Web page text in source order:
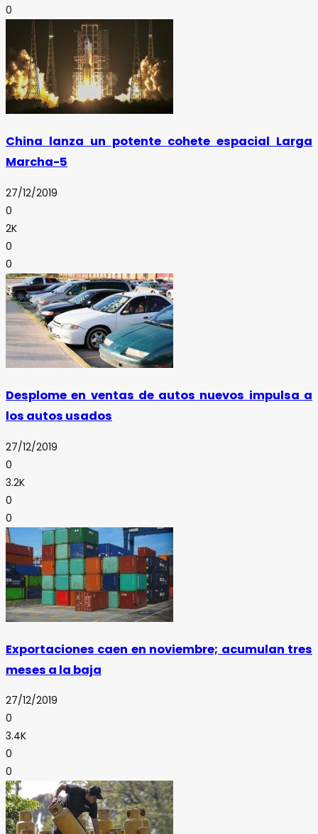
0
China lanza un potente cohete espacial Larga
Marcha-5
27/12/2019
0
2K
0
0
Desplome en ventas de autos nuevos impulsa a
los autos usados
27/12/2019
0
3.2K
0
0
Exportaciones caen en noviembre; acumulan tres
meses a la baja
27/12/2019
0
3.4K
0
0